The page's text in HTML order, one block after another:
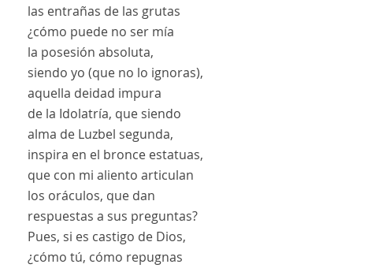
las entrañas de las grutas
¿cómo puede no ser mía
la posesión absoluta,
siendo yo (que no lo ignoras),
aquella deidad impura
de la Idolatría, que siendo
alma de Luzbel segunda,
inspira en el bronce estatuas,
que con mi aliento articulan
los oráculos, que dan
respuestas a sus preguntas?
Pues, si es castigo de Dios,
¿cómo tú, cómo repugnas